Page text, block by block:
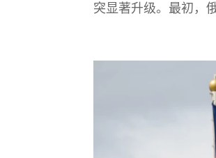
突显著升级。最初，